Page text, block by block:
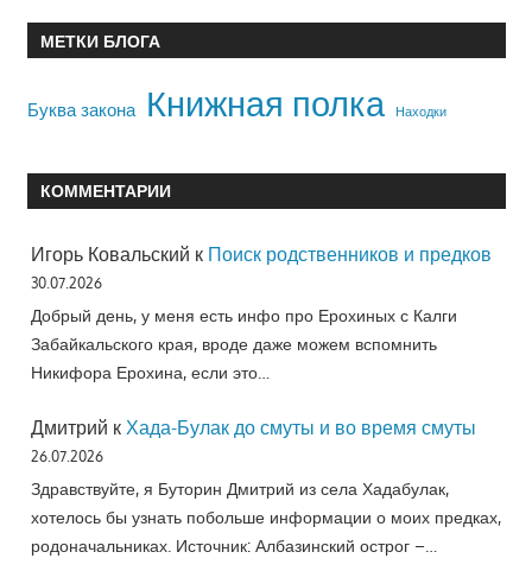
МЕТКИ БЛОГА
Буква закона Книжная полка Находки
КОММЕНТАРИИ
Игорь Ковальский к Поиск родственников и предков
30.07.2026
Добрый день, у меня есть инфо про Ерохиных с Калги
Забайкальского края, вроде даже можем вспомнить
Никифора Ерохина, если это…
Дмитрий к Хада-Булак до смуты и во время смуты
26.07.2026
Здравствуйте, я Буторин Дмитрий из села Хадабулак,
хотелось бы узнать побольше информации о моих предках,
родоначальниках. Источник: Албазинский острог –…